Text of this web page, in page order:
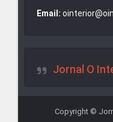
Email:
Jornal O
Copyright ©